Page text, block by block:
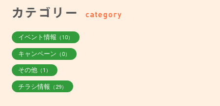
イベント情報（10）
キャンペーン （0）
その他（1）
チラシ情報 （29）